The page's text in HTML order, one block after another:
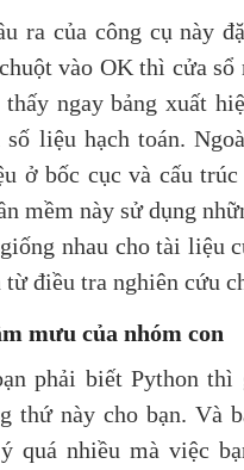
ra của công cụ này
vào OK thì cửa
thấy ngay bảng xuất
liệu hạch toán.
ở bốc cục và cấu
mềm này sử dụng
nhau cho tài liệu
từ điều tra nghiên cứu
mưu của nhóm con
phải biết Python
thứ này cho bạn. Và
quá nhiều mà việc